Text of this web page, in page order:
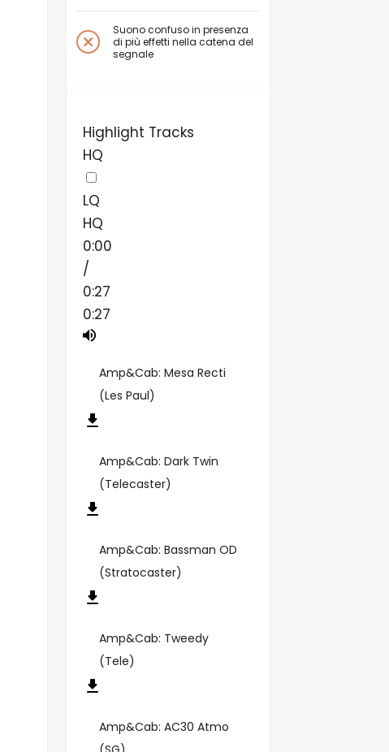
Suono confuso in presenza
di più effetti nella catena del
segnale
Highlight Tracks
HQ
LQ
HQ
0:00
/
0:27
0:27
Amp&Cab: Mesa Recti
(Les Paul)
Amp&Cab: Dark Twin
(Telecaster)
Amp&Cab: Bassman OD
(Stratocaster)
Amp&Cab: Tweedy
(Tele)
Amp&Cab: AC30 Atmo